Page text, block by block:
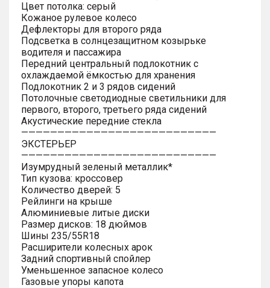
Цвет потолка: серый
Кожаное рулевое колесо
Дефлекторы для второго ряда
Подсветка в солнцезащитном козырьке
водителя и пассажира
Передний центральный подлокотник с
охлаждаемой ёмкостью для хранения
Подлокотник 2 и 3 рядов сидений
Потолочные светодиодные светильники для
первого, второго, третьего ряда сидений
Акустические передние стекла
———————————————————————————
ЭКСТЕРЬЕР
———————————————————————————
Изумрудный зеленый металлик*
Тип кузова: кроссовер
Количество дверей: 5
Рейлинги на крыше
Алюминиевые литые диски
Размер дисков: 18 дюймов
Шины 235/55R18
Расширители колесных арок
Задний спортивный спойлер
Уменьшенное запасное колесо
Газовые упоры капота